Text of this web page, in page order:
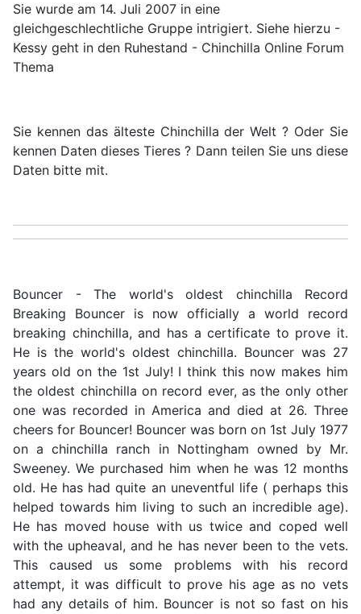
Sie wurde am 14. Juli 2007 in eine
gleichgeschlechtliche Gruppe intrigiert. Siehe hierzu -
Kessy geht in den Ruhestand - Chinchilla Online Forum
Thema
Sie kennen das älteste Chinchilla der Welt ? Oder Sie
kennen Daten dieses Tieres ? Dann teilen Sie uns diese
Daten bitte mit.
Bouncer - The world's oldest chinchilla Record
Breaking Bouncer is now officially a world record
breaking chinchilla, and has a certificate to prove it.
He is the world's oldest chinchilla. Bouncer was 27
years old on the 1st July! I think this now makes him
the oldest chinchilla on record ever, as the only other
one was recorded in America and died at 26. Three
cheers for Bouncer! Bouncer was born on 1st July 1977
on a chinchilla ranch in Nottingham owned by Mr.
Sweeney. We purchased him when he was 12 months
old. He has had quite an uneventful life ( perhaps this
helped towards him living to such an incredible age).
He has moved house with us twice and coped well
with the upheaval, and he has never been to the vets.
This caused us some problems with his record
attempt, it was difficult to prove his age as no vets
had any details of him. Bouncer is not so fast on his